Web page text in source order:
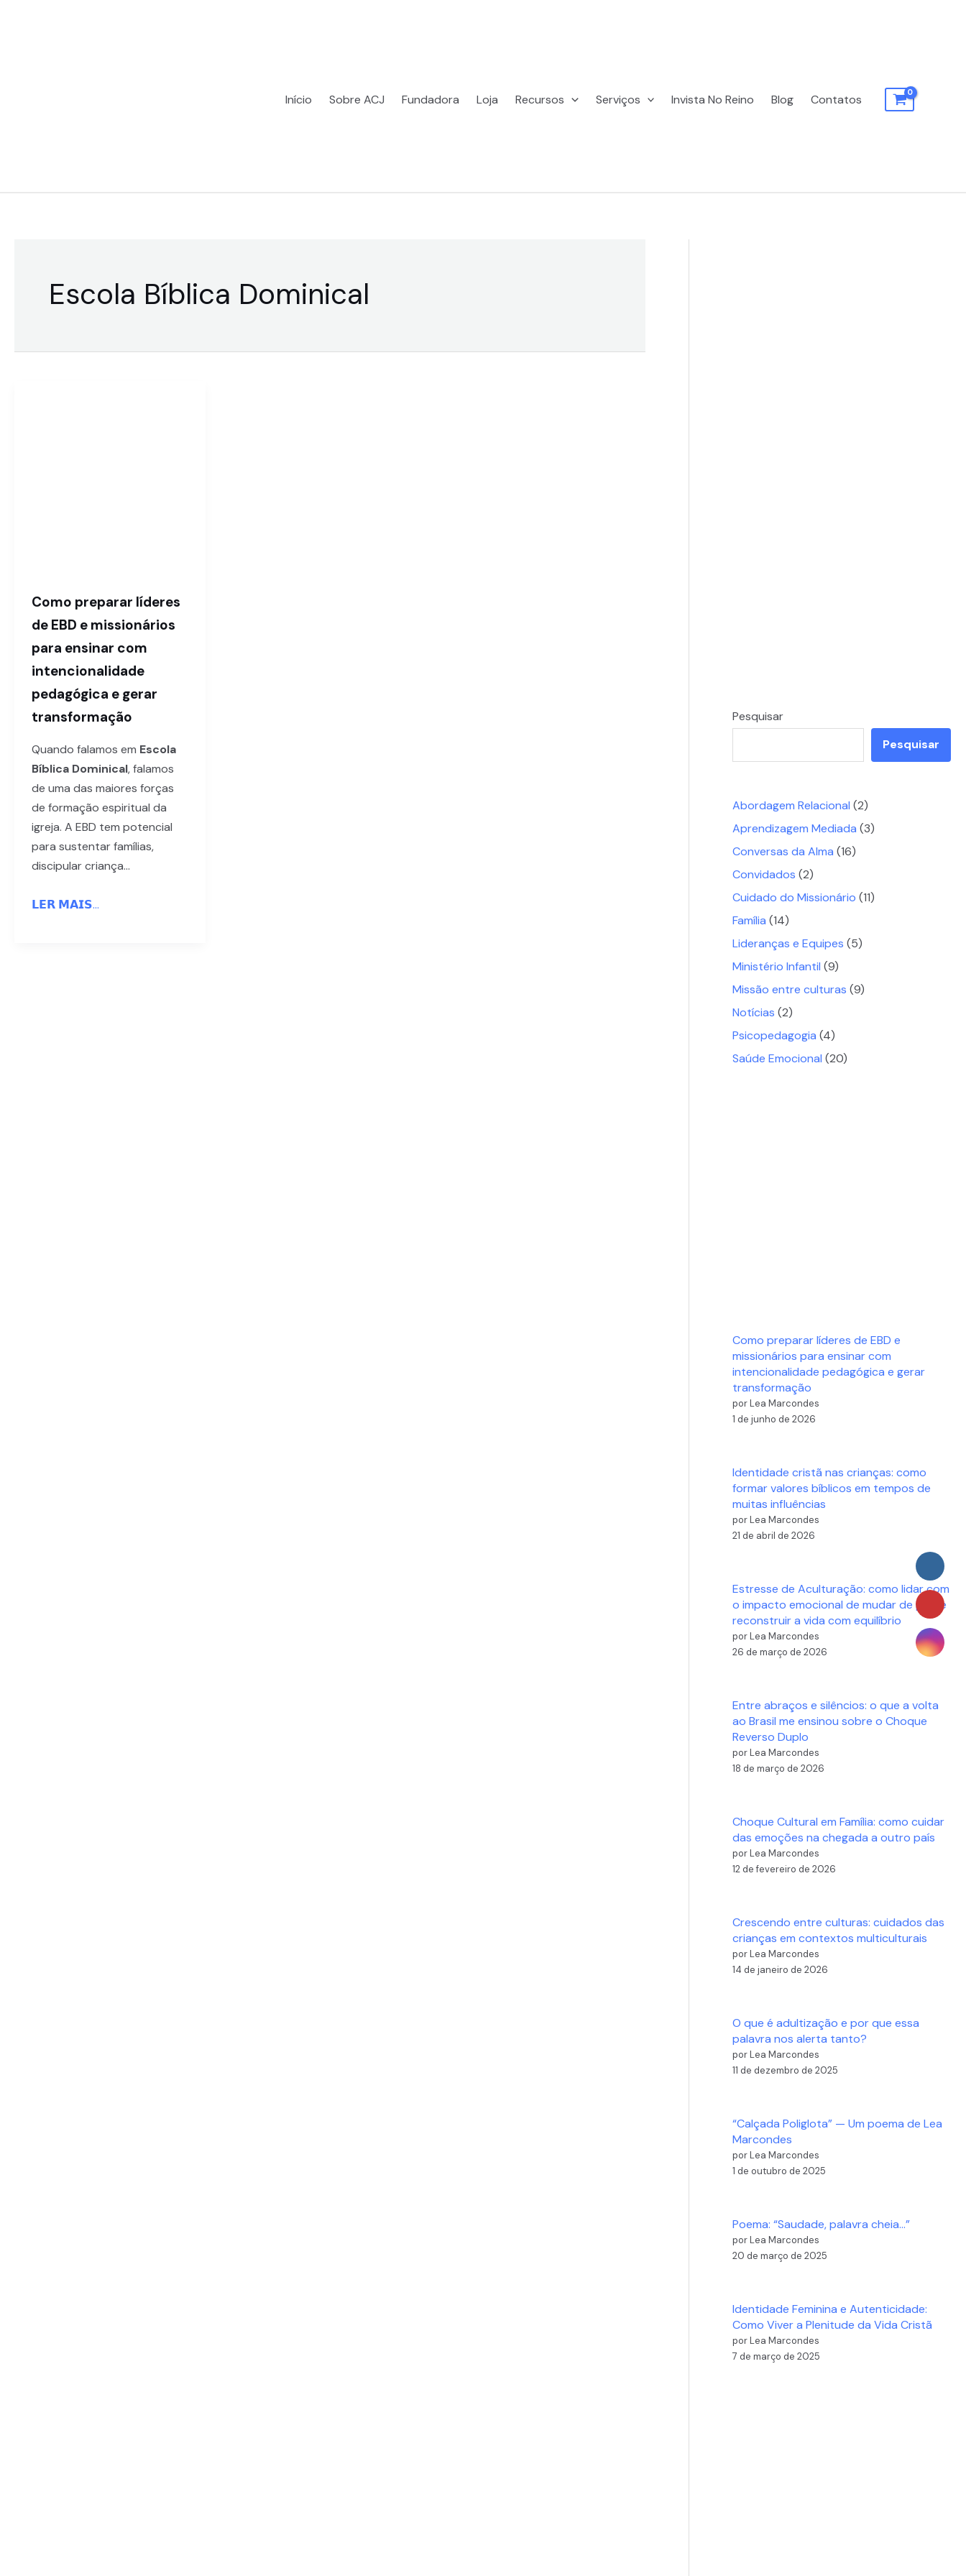
Início
Sobre ACJ Fundadora Loja Recursos Serviços Invista No Reino Blog Contatos
Escola Bíblica Dominical
Como preparar líderes
de EBD e missionários
para ensinar com
intencionalidade
pedagógica e gerar
transformação
Quando falamos em Escola
Bíblica Dominical, falamos
de uma das maiores forças
de formação espiritual da
igreja. A EBD tem potencial
para sustentar famílias,
discipular criança…
𝗟𝗘𝗥 𝗠𝗔𝗜𝗦...
Pesquisar
Pesquisar
Abordagem Relacional (2)
Aprendizagem Mediada (3)
Conversas da Alma (16)
Convidados (2)
Cuidado do Missionário (11)
Família (14)
Lideranças e Equipes (5)
Ministério Infantil (9)
Missão entre culturas (9)
Notícias (2)
Psicopedagogia (4)
Saúde Emocional (20)
Como preparar líderes de EBD e
missionários para ensinar com
intencionalidade pedagógica e gerar
transformação
por Lea Marcondes
1 de junho de 2026
Identidade cristã nas crianças: como
formar valores bíblicos em tempos de
muitas influências
por Lea Marcondes
21 de abril de 2026
Estresse de Aculturação: como lidar com
o impacto emocional de mudar de país e
reconstruir a vida com equilíbrio
por Lea Marcondes
26 de março de 2026
Entre abraços e silêncios: o que a volta
ao Brasil me ensinou sobre o Choque
Reverso Duplo
por Lea Marcondes
18 de março de 2026
Choque Cultural em Família: como cuidar
das emoções na chegada a outro país
por Lea Marcondes
12 de fevereiro de 2026
Crescendo entre culturas: cuidados das
crianças em contextos multiculturais
por Lea Marcondes
14 de janeiro de 2026
O que é adultização e por que essa
palavra nos alerta tanto?
por Lea Marcondes
11 de dezembro de 2025
“Calçada Poliglota” — Um poema de Lea
Marcondes
por Lea Marcondes
1 de outubro de 2025
Poema: “Saudade, palavra cheia…”
por Lea Marcondes
20 de março de 2025
Identidade Feminina e Autenticidade:
Como Viver a Plenitude da Vida Cristã
por Lea Marcondes
7 de março de 2025